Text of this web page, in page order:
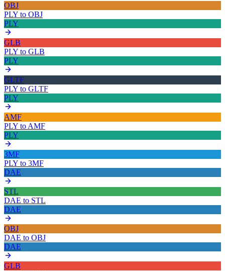
OBJ
PLY to OBJ
PLY
GLB
PLY to GLB
PLY
GLTF
PLY to GLTF
PLY
AMF
PLY to AMF
PLY
3MF
PLY to 3MF
DAE
STL
DAE to STL
DAE
OBJ
DAE to OBJ
DAE
GLB